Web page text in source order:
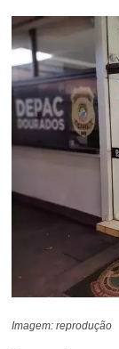
Imagem: reprodução